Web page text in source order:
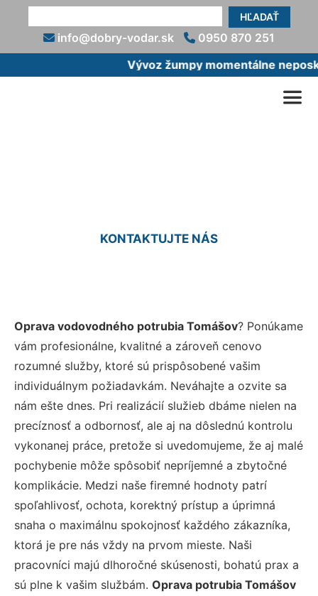
HĽADAŤ
info@dobry-vodar.sk
0950 870 251
Vývoz žumpy momentálne
KONTAKTUJTE NÁS
Oprava vodovodného potrubia Tomášov? Ponúkame
vám profesionálne, kvalitné a zároveň cenovo
rozumné služby, ktoré sú prispôsobené vašim
individuálnym požiadavkám. Neváhajte a ozvite sa
nám ešte dnes. Pri realizácií služieb dbáme nielen na
precíznosť a odbornosť, ale aj na dôslednú kontrolu
vykonanej práce, pretože si uvedomujeme, že aj malé
pochybenie môže spôsobiť nepríjemné a zbytočné
komplikácie. Medzi naše firemné hodnoty patrí
spoľahlivosť, ochota, korektný prístup a úprimná
snaha o maximálnu spokojnosť každého zákazníka,
ktorá je pre nás vždy na prvom mieste. Naši
pracovníci majú dlhoročné skúsenosti, bohatú prax a
sú plne k vašim službám. Oprava potrubia Tomášov